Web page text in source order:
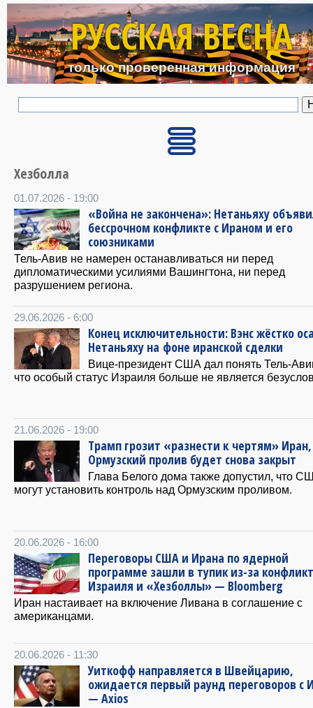
Перейти к основному
РУССКАЯ ВЕСНА
только проверенная информация
Хезболла
01.07.2026 - 19:00
«Война не закончена»: Нетаньяху
бессрочном конфликте с Ираном и его
союзниками
Тель-Авив не намерен останавливаться ни перед
дипломатическими усилиями Вашингтона, ни перед
разрушением региона.
29.06.2026 - 6:00
Конец исключительности: Вэнс жёстко
Нетаньяху на фоне иранской сделки
Вице-президент США дал понять Тель-
что особый статус Израиля больше не является
21.06.2026 - 19:00
Трамп грозит «разнести к чертям»
Ормузский пролив будет снова закрыт
Глава Белого дома также допустил, что
могут установить контроль над Ормузским проливом.
20.06.2026 - 16:00
Переговоры США и Ирана по ядерной
программе зашли в тупик из-за
Израиля и «Хезболлы» — Bloomberg
Иран настаивает на включение Ливана в соглашение с
американцами.
20.06.2026 - 11:30
Уиткофф направляется в Швейцарию,
ожидается первый раунд переговоров с
— Axios